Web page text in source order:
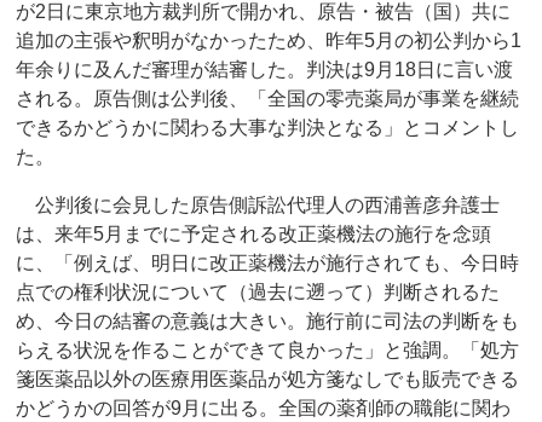
が2日に東京地方裁判所で開かれ、原告・被告（国）共に
追加の主張や釈明がなかったため、昨年5月の初公判から1
年余りに及んだ審理が結審した。判決は9月18日に言い渡
される。原告側は公判後、「全国の零売薬局が事業を継続
できるかどうかに関わる大事な判決となる」とコメントし
た。
公判後に会見した原告側訴訟代理人の西浦善彦弁護士
は、来年5月までに予定される改正薬機法の施行を念頭
に、「例えば、明日に改正薬機法が施行されても、今日時
点での権利状況について（過去に遡って）判断されるた
め、今日の結審の意義は大きい。施行前に司法の判断をも
らえる状況を作ることができて良かった」と強調。「処方
箋医薬品以外の医療用医薬品が処方箋なしでも販売できる
かどうかの回答が9月に出る。全国の薬剤師の職能に関わ